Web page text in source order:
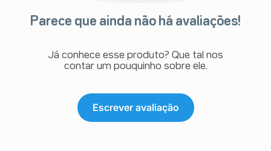
Parece que ainda não há avaliações!
Já conhece esse produto? Que tal nos
contar um pouquinho sobre ele.
Escrever avaliação